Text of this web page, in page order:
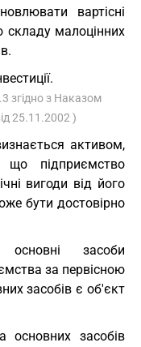
вартісні
складу малоцінних
згідно з Наказом
25.11.2002 )
активом,
що підприємство
вигоди від його
бути достовірно
засоби
за первісною
засобів є об'єкт
основних засобів